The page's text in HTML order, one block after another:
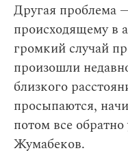
Другая проблема
происходящему в
громкий случай
произошли
близкого
просыпаются,
потом все
Жумабеков.